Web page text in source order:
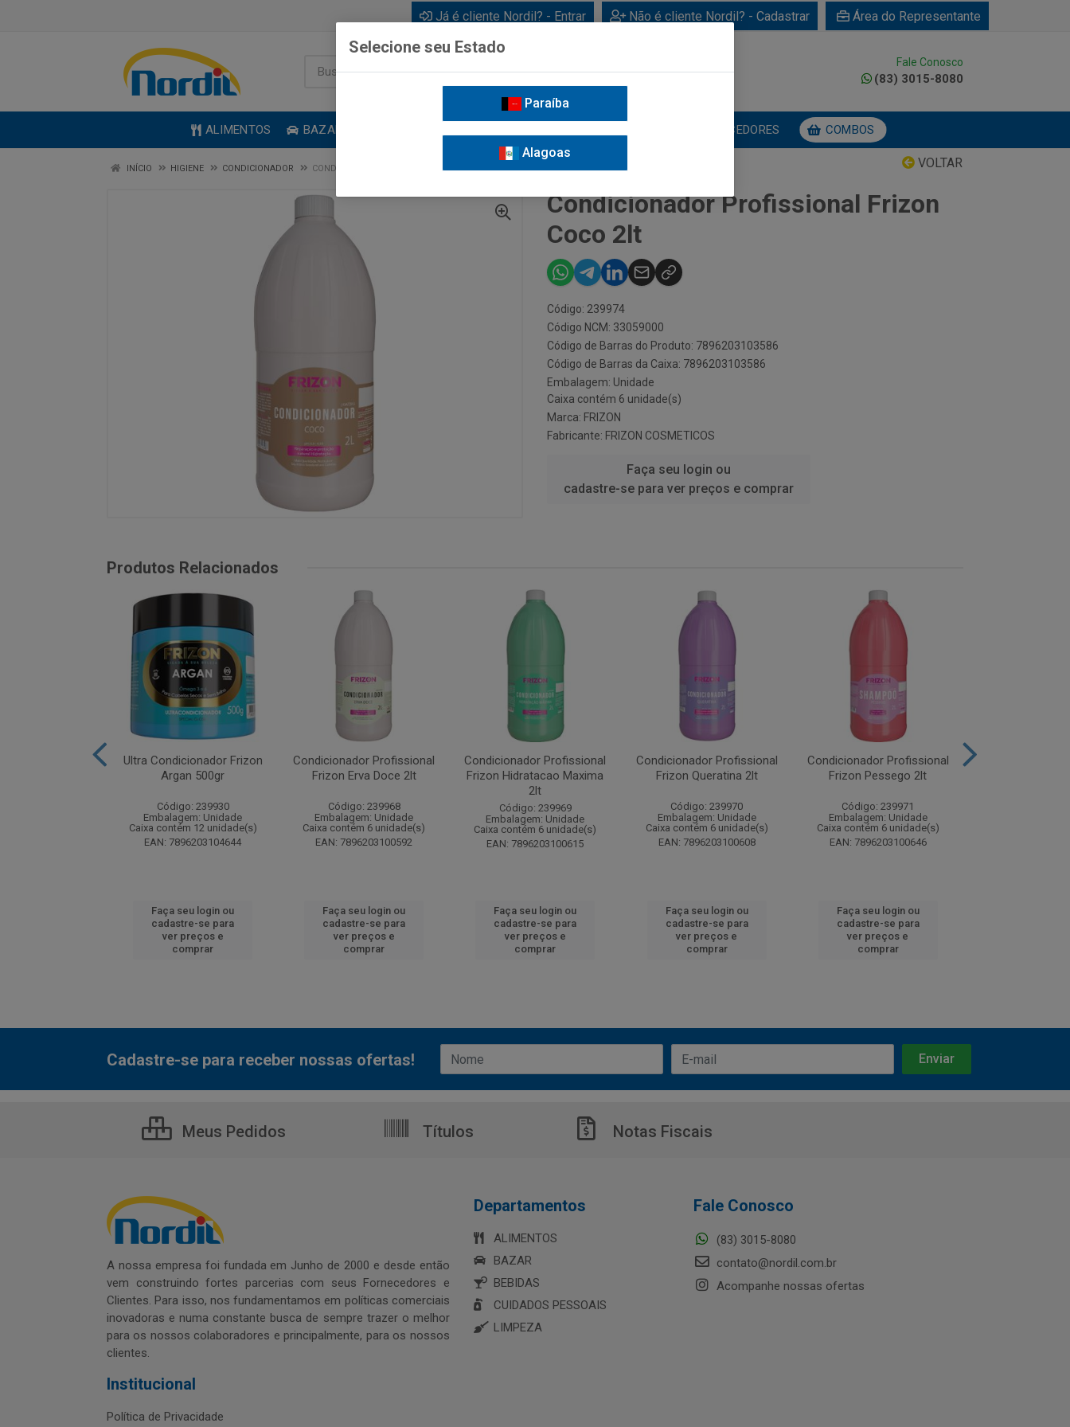
Já é cliente Nordil? - Entrar Não é cliente Nordil? - Cadastrar Área do Representante
Fale Conosco
(83) 3015-8080
ALIMENTOS BAZAR FORNECEDORES COMBOS
VOLTAR
INÍCIO HIGIENE CONDICIONADOR CONDICIONADOR PROFISSIONAL FRIZON COCO 2LT
Condicionador Profissional Frizon
Coco 2lt
Código: 239974
Código NCM: 33059000
Código de Barras do Produto: 7896203103586
Código de Barras da Caixa: 7896203103586
Embalagem: Unidade
Caixa contém 6 unidade(s)
Marca: FRIZON
Fabricante: FRIZON COSMETICOS
Faça seu login ou
cadastre-se para ver preços e comprar
Produtos Relacionados
Ultra Condicionador Frizon
Argan 500gr
Código: 239930
Embalagem: Unidade
Caixa contém 12 unidade(s)
EAN: 7896203104644
Faça seu login ou
cadastre-se para
ver preços e
comprar
Condicionador Profissional
Frizon Erva Doce 2lt
Código: 239968
Embalagem: Unidade
Caixa contém 6 unidade(s)
EAN: 7896203100592
Faça seu login ou
cadastre-se para
ver preços e
comprar
Condicionador Profissional
Frizon Hidratacao Maxima
2lt
Código: 239969
Embalagem: Unidade
Caixa contém 6 unidade(s)
EAN: 7896203100615
Faça seu login ou
cadastre-se para
ver preços e
comprar
Condicionador Profissional
Frizon Queratina 2lt
Código: 239970
Embalagem: Unidade
Caixa contém 6 unidade(s)
EAN: 7896203100608
Faça seu login ou
cadastre-se para
ver preços e
comprar
Condicionador Profissional
Frizon Pessego 2lt
Código: 239971
Embalagem: Unidade
Caixa contém 6 unidade(s)
EAN: 7896203100646
Faça seu login ou
cadastre-se para
ver preços e
comprar
Cadastre-se para receber nossas ofertas!
Meus Pedidos Títulos Notas Fiscais
A nossa empresa foi fundada em Junho de 2000 e desde então
vem construindo fortes parcerias com seus Fornecedores e
Clientes. Para isso, nos fundamentamos em políticas comerciais
inovadoras e numa constante busca de sempre trazer o melhor
para os nossos colaboradores e principalmente, para os nossos
clientes.
Institucional
Política de Privacidade
Departamentos
ALIMENTOS
BAZAR
BEBIDAS
CUIDADOS PESSOAIS
LIMPEZA
Fale Conosco
(83) 3015-8080
contato@nordil.com.br
Acompanhe nossas ofertas
Selecione seu Estado
Paraíba
Alagoas